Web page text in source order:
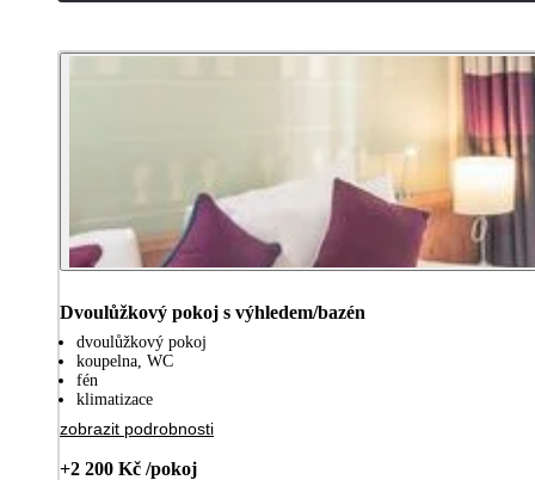
Dvoulůžkový pokoj s výhledem/bazén
dvoulůžkový pokoj
koupelna, WC
fén
klimatizace
zobrazit podrobnosti
+2 200 Kč /pokoj